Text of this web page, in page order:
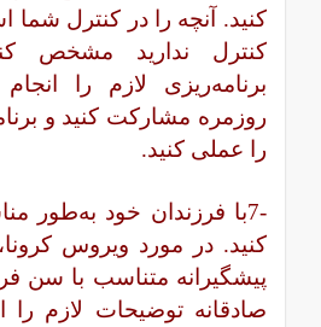
کنید. آنچه را در کنترل شما
کنترل ندارید مشخص
برنامه‌ریزی لازم را
روزمره مشارکت کنید و
را عملی کنید.
-7با فرزندان خود به‌طور
کنید. در مورد ویروس
پیشگیرانه متناسب با سن
صادقانه توضیحات لازم را